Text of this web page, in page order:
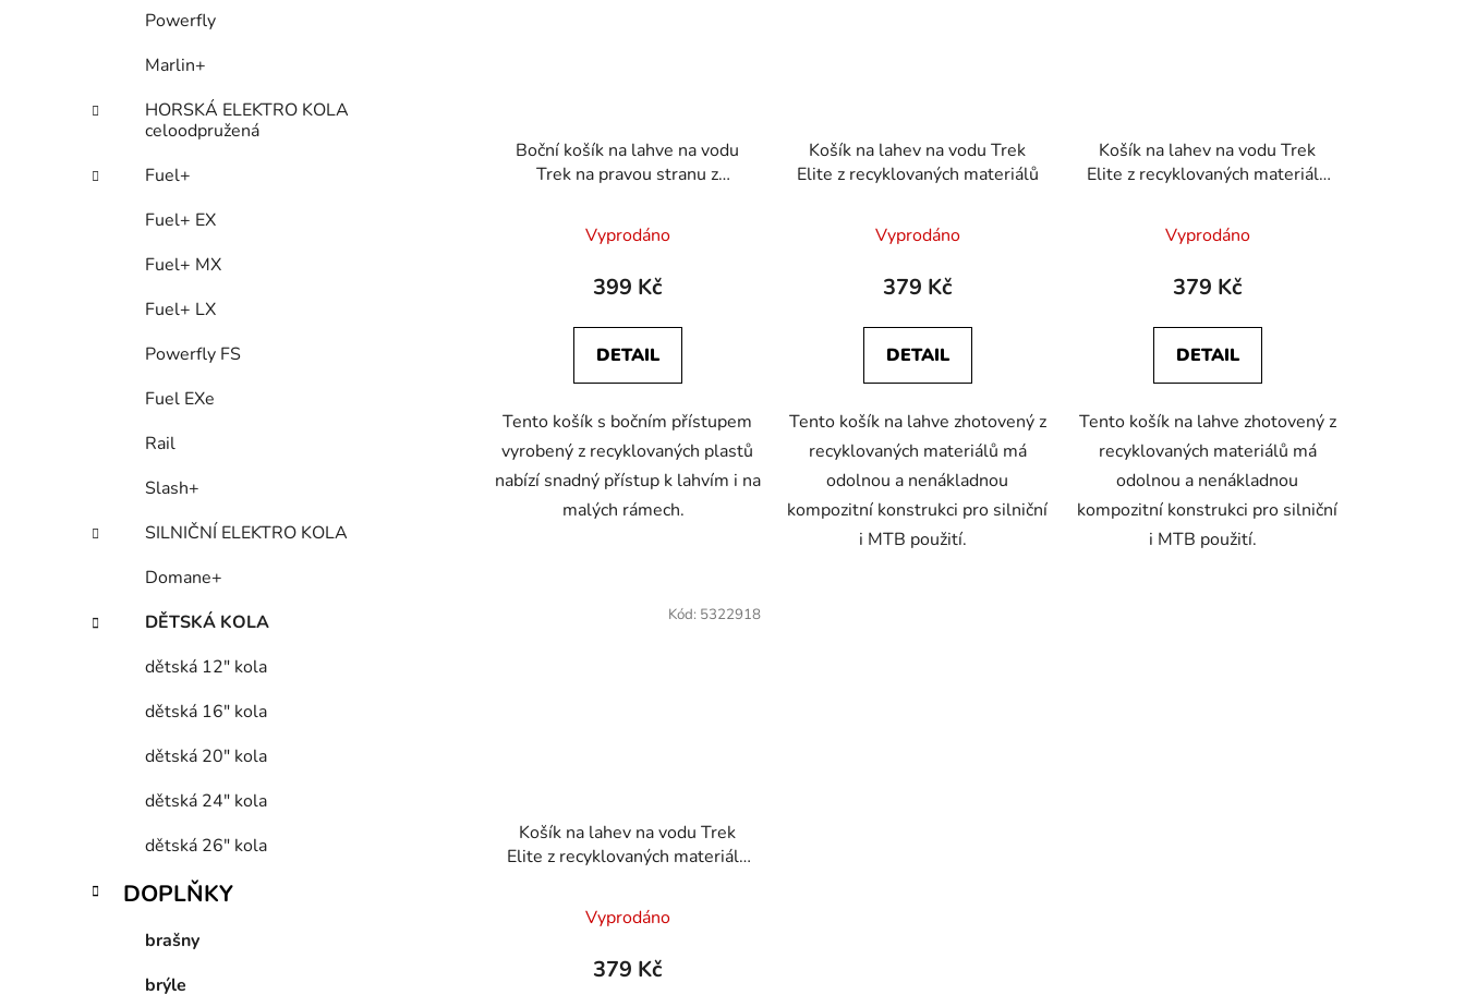
Powerfly
Marlin+
HORSKÁ ELEKTRO KOLA
celoodpružená
Fuel+
Fuel+ EX
Fuel+ MX
Fuel+ LX
Powerfly FS
Fuel EXe
Rail
Slash+
SILNIČNÍ ELEKTRO KOLA
Domane+
DĚTSKÁ KOLA
dětská 12" kola
dětská 16" kola
dětská 20" kola
dětská 24" kola
dětská 26" kola
DOPLŇKY
brašny
brýle
Boční košík na lahve na vodu
Trek na pravou stranu z
Vyprodáno
399 Kč
DETAIL
Tento košík s bočním přístupem
vyrobený z recyklovaných plastů
nabízí snadný přístup k lahvím i na
malých rámech.
Košík na lahev na vodu Trek
Elite z recyklovaných materiálů
Vyprodáno
379 Kč
DETAIL
Tento košík na lahve zhotovený z
recyklovaných materiálů má
odolnou a nenákladnou
kompozitní konstrukci pro silniční
i MTB použití.
Košík na lahev na vodu Trek
Elite z recyklovaných materiálů
Vyprodáno
379 Kč
DETAIL
Tento košík na lahve zhotovený z
recyklovaných materiálů má
odolnou a nenákladnou
kompozitní konstrukci pro silniční
i MTB použití.
Košík na lahev na vodu Trek
Elite z recyklovaných materiálů
Vyprodáno
379 Kč
Kód: 5322918